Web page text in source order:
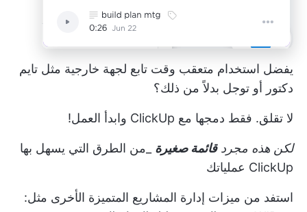
يفضل استخدام متعقب وقت تابع لجهة خارجية مثل تايم
دكتور أو توجل بدلاً من ذلك؟
لا تقلق. فقط دمجها مع ClickUp وابدأ العمل!
لكن هذه مجرد قائمة صغيرة _من الطرق التي يسهل بها
ClickUp عملياتك
استفد من ميزات إدارة المشاريع المتميزة الأخرى مثل: